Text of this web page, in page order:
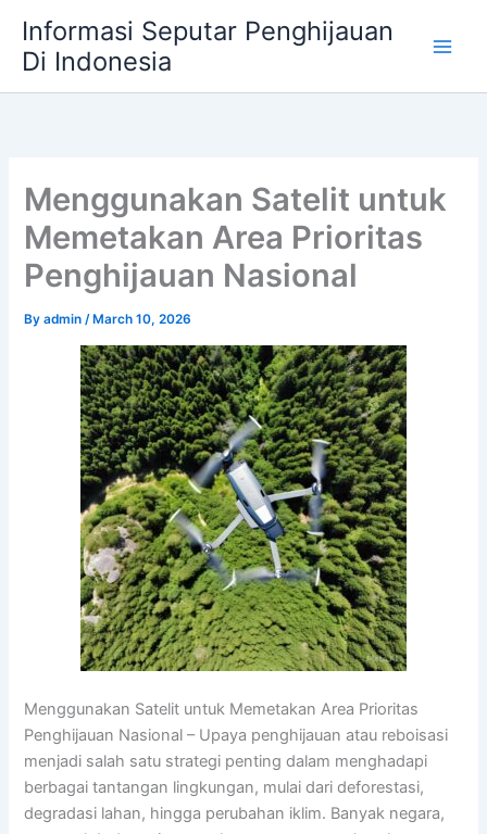
content
Informasi Seputar Penghijauan
Di Indonesia
Menggunakan Satelit untuk
Memetakan Area Prioritas
Penghijauan Nasional
Byadmin/ March 10, 2026
Menggunakan Satelit untuk Memetakan Area Prioritas
Penghijauan Nasional – Upaya penghijauan atau reboisasi
menjadi salah satu strategi penting dalam menghadapi
berbagai tantangan lingkungan, mulai dari deforestasi,
degradasi lahan, hingga perubahan iklim. Banyak negara,